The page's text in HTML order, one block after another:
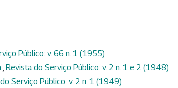
Público: v. 66 n. 1 (1955)
, Revista do Serviço Público: v. 2 n. 1 e 2 (1948)
Serviço Público: v. 2 n. 1 (1949)